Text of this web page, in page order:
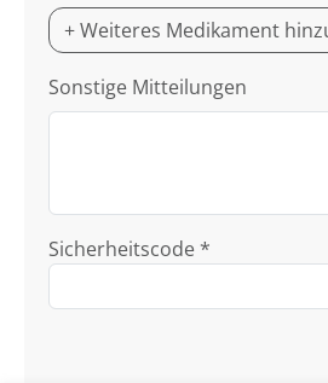
+ Weiteres Medikament
Sonstige Mitteilungen
Sicherheitscode *